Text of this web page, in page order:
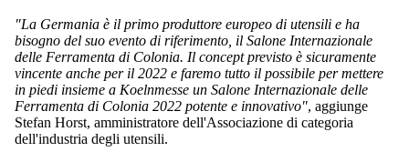
"La Germania è il primo produttore europeo di utensili e ha
bisogno del suo evento di riferimento, il Salone Internazionale
delle Ferramenta di Colonia. Il concept previsto è sicuramente
vincente anche per il 2022 e faremo tutto il possibile per mettere
in piedi insieme a Koelnmesse un Salone Internazionale delle
Ferramenta di Colonia 2022 potente e innovativo", aggiunge
Stefan Horst, amministratore dell'Associazione di categoria
dell'industria degli utensili.